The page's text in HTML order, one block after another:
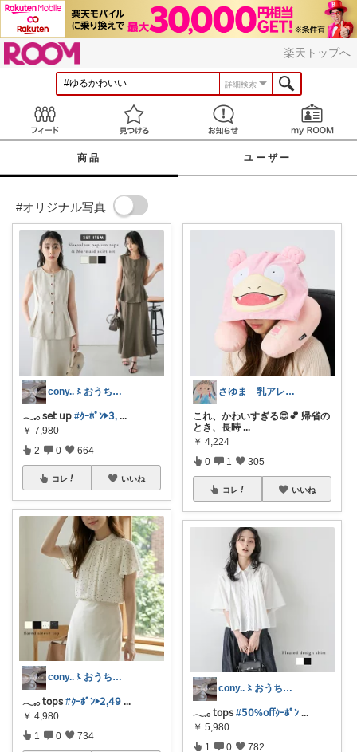
楽天トップへ
詳細検索
見つける お知らせ
商品 ユーザー
#オリジナル写真
cony..〻おうち時間とインテリア
𓂃𓈒𓂂 𝗌𝖾𝗍 𝗎𝗉 #ｸｰﾎﾟﾝ▶︎𝟥, ...
￥ 7,980
2 0 664
コレ いいね
cony..〻おうち時間とインテリア
𓂃𓈒𓂂 𝗍𝗈𝗉𝗌 #ｸｰﾎﾟﾝ▶︎𝟤,𝟦𝟫 ...
￥ 4,980
1 0 734
さゆま 乳アレっ子ママ｜知育×子育てグッ
これ、かわいすぎる😍💕 帰省の
とき、長時 ...
￥ 4,224
0 1 305
コレ いいね
cony..〻おうち時間とインテリア
𓂃𓈒𓂂 𝗍𝗈𝗉𝗌 #𝟧𝟢%𝗈𝖿𝖿ｸｰﾎﾟﾝ ...
￥ 5,980
1 0 782